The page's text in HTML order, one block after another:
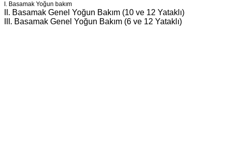
I. Basamak Yoğun bakım
II. Basamak Genel Yoğun Bakım (10 ve 12 Yataklı)
III. Basamak Genel Yoğun Bakım (6 ve 12 Yataklı)